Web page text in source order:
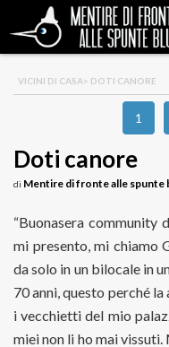
VICINI DI CASA> DOTI CANORE
1
Doti canore
di Mentire di fronte alle spunte
“Buonasera
mi presento, mi chiamo
da solo in un bilocale in
70 anni, questo perché
i vecchietti del mio
miei non li ho mai